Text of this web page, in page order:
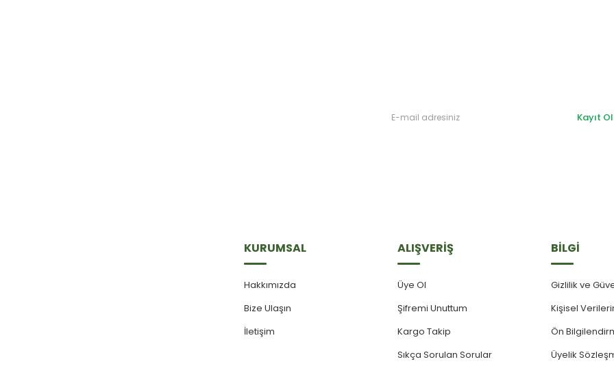
Kayıt Ol
KURUMSAL
Hakkımızda
Bize Ulaşın
İletişim
ALIŞVERİŞ
Üye Ol
Şifremi Unuttum
Kargo Takip
Sıkça Sorulan Sorular
BİLGİ
Gizlilik ve
Kişisel
Ön
Üyelik